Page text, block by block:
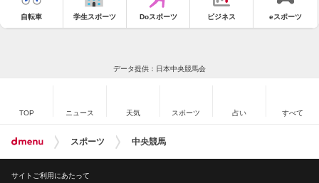
自転車 学生スポーツ Doスポーツ ビジネス eスポーツ
データ提供：日本中央競馬会
TOP ニュース 天気 スポーツ 占い すべて
スポーツ 中央競馬
サイトご利用にあたって